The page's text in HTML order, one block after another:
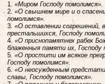
1. «Миром Господу помолимся».
2. «О свышнем мире и о
помолимся».
3. «О оставлении согрешений,
престальшихся, Господу
4. «О приснопамятнех рабех
блаженныя памяти их, Господу
5. «О простити им всякое
Господу помолимся».
6. «О неосужденным
славы, Господу помолимся».